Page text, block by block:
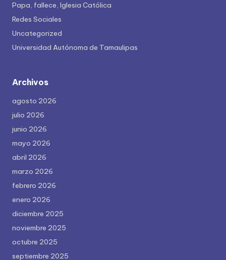
Papa, fallece, Iglesia Católica
Redes Sociales
Uncategorized
Universidad Autónoma de Tamaulipas
Archivos
agosto 2026
julio 2026
junio 2026
mayo 2026
abril 2026
marzo 2026
febrero 2026
enero 2026
diciembre 2025
noviembre 2025
octubre 2025
septiembre 2025